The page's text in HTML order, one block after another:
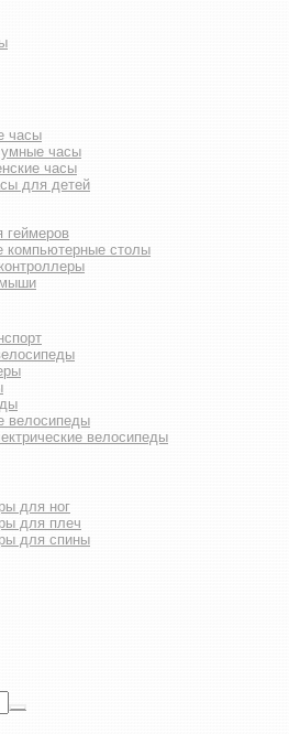
часы
часы
часы
для детей
геймеров
компьютерные столы
велосипеды
велосипеды
для ног
для плеч
для спины